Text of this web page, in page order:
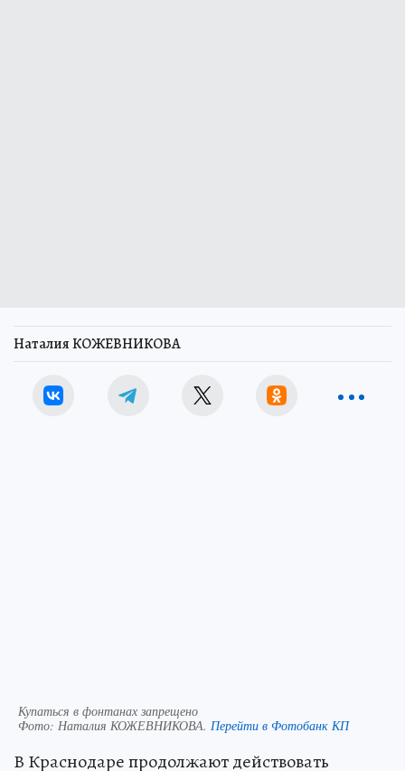
Наталия КОЖЕВНИКОВА
Купаться в фонтанах запрещено
Фото: Наталия КОЖЕВНИКОВА. Перейти в Фотобанк КП
В Краснодаре продолжают действовать